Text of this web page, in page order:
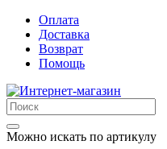
Оплата
Доставка
Возврат
Помощь
Можно искать по артикулу